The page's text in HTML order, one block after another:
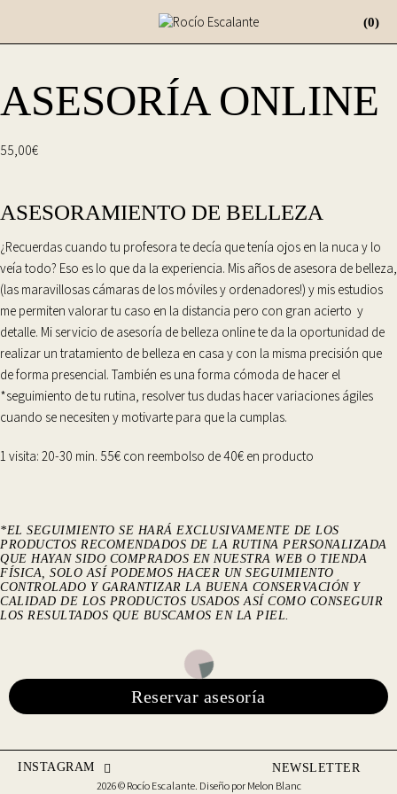
(0)
ASESORÍA ONLINE
55,00€
ASESORAMIENTO DE BELLEZA
¿Recuerdas cuando tu profesora te decía que tenía ojos en la nuca y lo
veía todo? Eso es lo que da la experiencia. Mis años de asesora de belleza,
(las maravillosas cámaras de los móviles y ordenadores!) y mis estudios
me permiten valorar tu caso en la distancia pero con gran acierto y
detalle. Mi servicio de asesoría de belleza online te da la oportunidad de
realizar un tratamiento de belleza en casa y con la misma precisión que
deforma presencial. También es una forma cómoda de hacer el
*seguimiento de tu rutina, resolver tus dudas hacer variaciones ágiles
cuando se necesiten y motivarte para que la cumplas.
1 visita: 20-30 min. 55€ con reembolso de 40€ en producto
*EL SEGUIMIENTO SE HARÁ EXCLUSIVAMENTE DE LOS
PRODUCTOS RECOMENDADOS DE LA RUTINA PERSONALIZADA
QUE HAYAN SIDO COMPRADOS EN NUESTRA WEB O TIENDA
FÍSICA, SOLO ASÍ PODEMOS HACER UN SEGUIMIENTO
CONTROLADO Y GARANTIZAR LA BUENA CONSERVACIÓN Y
CALIDAD DE LOS PRODUCTOS USADOS ASÍ COMO CONSEGUIR
LOS RESULTADOS QUE BUSCAMOS EN LA PIEL.
Reservar asesoría
INSTAGRAM
NEWSLETTER
2026 © Rocío Escalante. Diseño por Melon Blanc